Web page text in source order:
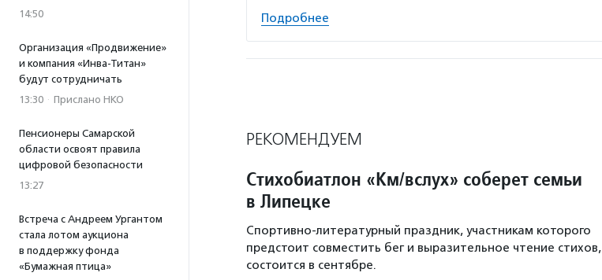
14:50
Организация «Продвижение»
и компания «Инва-Титан»
будут сотрудничать
13:30 · Прислано НКО
Пенсионеры Самарской
области освоят правила
цифровой безопасности
13:27
Встреча с Андреем Ургантом
стала лотом аукциона
в поддержку фонда
«Бумажная птица»
Подробнее
РЕКОМЕНДУЕМ
Стихобиатлон «Км/вслух» соберет семьи
в Липецке
Спортивно-литературный праздник, участникам которого
предстоит совместить бег и выразительное чтение стихов,
состоится в сентябре.